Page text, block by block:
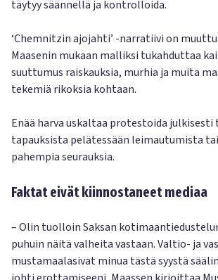
täytyy säännellä ja kontrolloida.
‘Chemnitzin ajojahti’ -narratiivi on
Maasenin mukaan malliksi tukahduttaa
suuttumus raiskauksia, murhia ja muita
tekemiä rikoksia kohtaan.
Enää harva uskaltaa protestoida
tapauksista pelätessään leimautumista
pahempia seurauksia.
Faktat eivät kiinnostaneet mediaa
– Olin tuolloin Saksan
puhuin näitä valheita vastaan. Valtio- ja
mustamaalasivat minua tästä syystä